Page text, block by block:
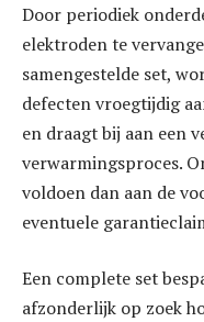
Door periodiek
elektroden te
samengestelde set,
defecten vroegtijdig
en draagt bij aan een
verwarmingsproces.
voldoen dan aan de
eventuele
Een complete set
afzonderlijk op zoek